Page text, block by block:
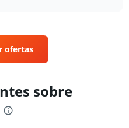
ofertas
sobre